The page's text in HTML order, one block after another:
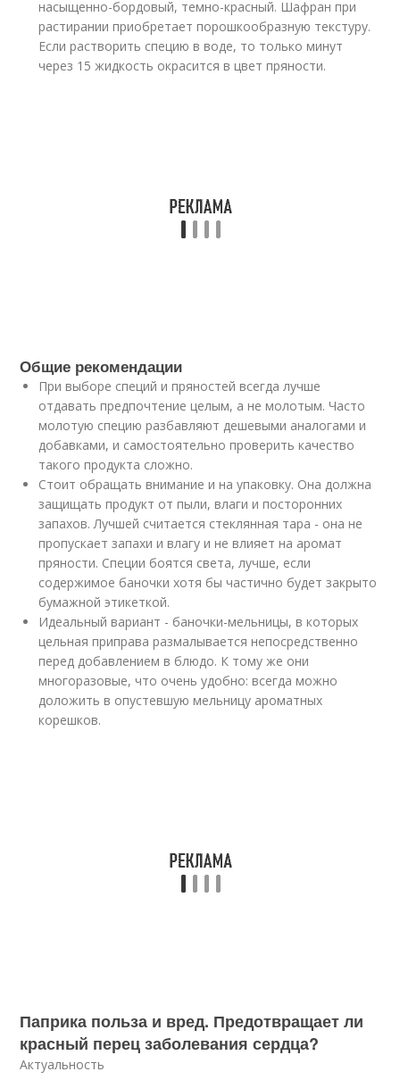
насыщенно-бордовый, темно-красный. Шафран при
растирании приобретает порошкообразную текстуру.
Если растворить специю в воде, то только минут
через 15 жидкость окрасится в цвет пряности.
Общие рекомендации
При выборе специй и пряностей всегда лучше
отдавать предпочтение целым, а не молотым. Часто
молотую специю разбавляют дешевыми аналогами и
добавками, и самостоятельно проверить качество
такого продукта сложно.
Стоит обращать внимание и на упаковку. Она должна
защищать продукт от пыли, влаги и посторонних
запахов. Лучшей считается стеклянная тара - она не
пропускает запахи и влагу и не влияет на аромат
пряности. Специи боятся света, лучше, если
содержимое баночки хотя бы частично будет закрыто
бумажной этикеткой.
Идеальный вариант - баночки-мельницы, в которых
цельная приправа размалывается непосредственно
перед добавлением в блюдо. К тому же они
многоразовые, что очень удобно: всегда можно
доложить в опустевшую мельницу ароматных
корешков.
Паприка польза и вред. Предотвращает ли
красный перец заболевания сердца?
Актуальность